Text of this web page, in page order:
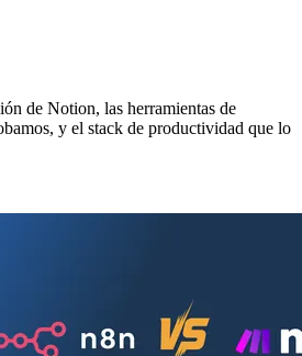
de Notion, las herramientas de
y el stack de productividad que lo